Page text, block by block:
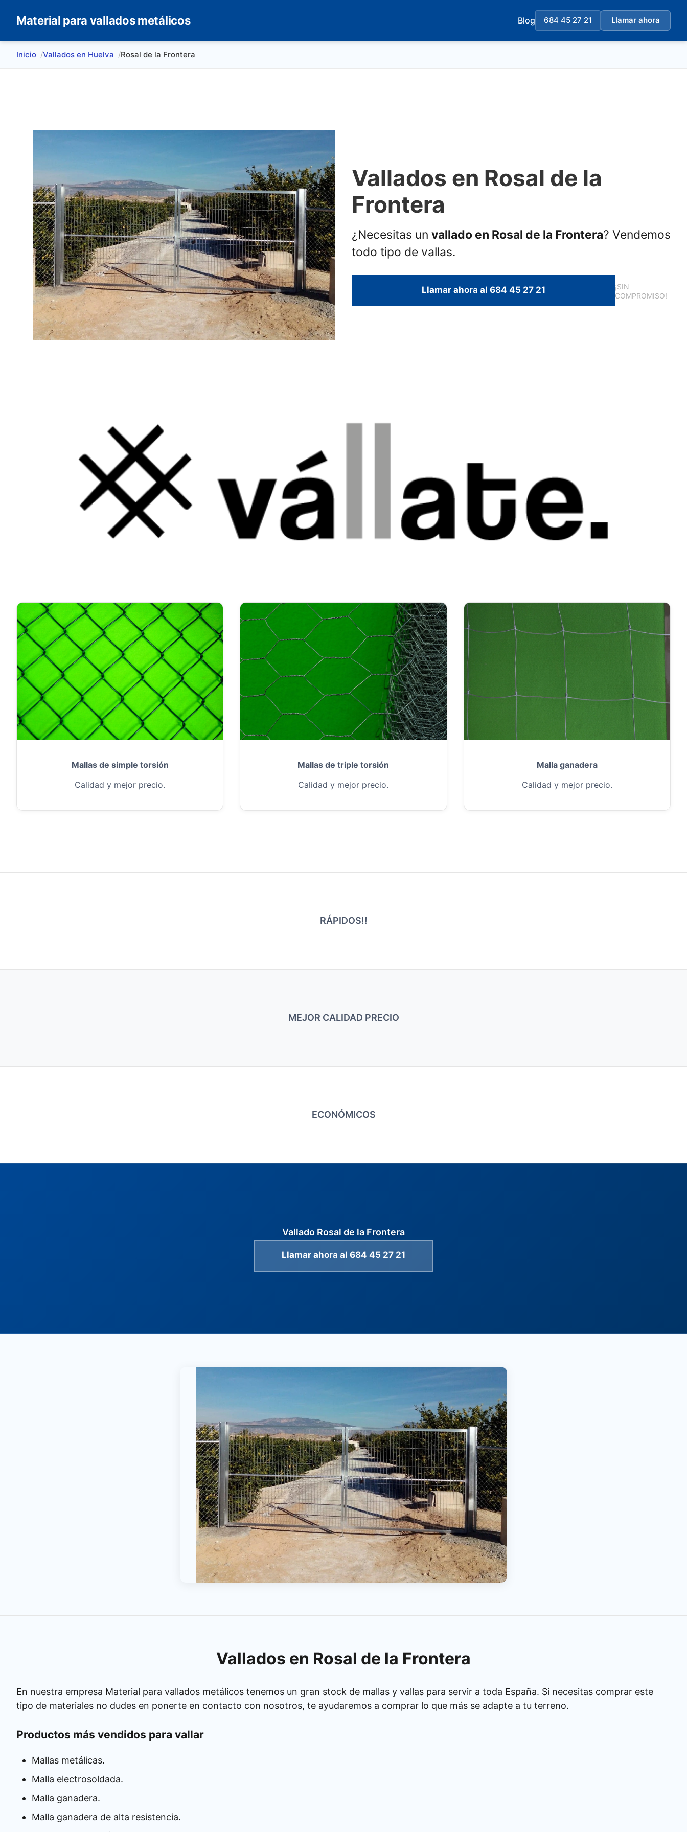
Material para vallados metálicos Blog 684 45 27 21 Llamar ahora
Inicio Vallados en Huelva Rosal de la Frontera
Vallados en Rosal de la
Frontera
¿Necesitas un vallado en Rosal de la Frontera? Vendemos
todo tipo de vallas.
Llamar ahora al 684 45 27 21
¡SIN
COMPROMISO!
Mallas de simple torsión
Calidad y mejor precio.
Mallas de triple torsión
Calidad y mejor precio.
Malla ganadera
Calidad y mejor precio.
RÁPIDOS!!
MEJOR CALIDAD PRECIO
ECONÓMICOS
Vallado Rosal de la Frontera
Llamar ahora al 684 45 27 21
Vallados en Rosal de la Frontera
En nuestra empresa Material para vallados metálicos tenemos un gran stock de mallas y vallas para servir a toda España. Si necesitas comprar este
tipo de materiales no dudes en ponerte en contacto con nosotros, te ayudaremos a comprar lo que más se adapte a tu terreno.
Productos más vendidos para vallar
Mallas metálicas.
Malla electrosoldada.
Malla ganadera.
Malla ganadera de alta resistencia.